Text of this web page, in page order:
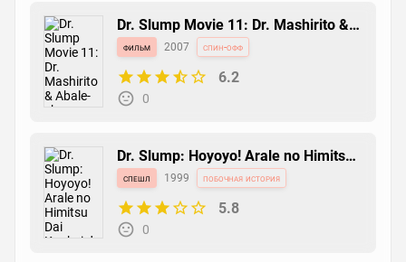
Dr. Slump Movie 11: Dr. Mashirito &
Abale-chan
фильм 2007 спин-офф
6.2
0
Dr. Slump: Hoyoyo! Arale no Himitsu
Dai Koukai da yo!!
спешл 1999 побочная история
5.8
0